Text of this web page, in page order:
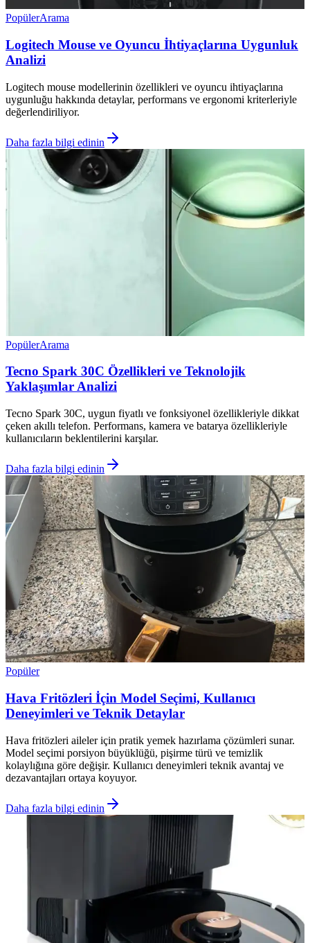
PopülerArama
Logitech Mouse ve Oyuncu İhtiyaçlarına Uygunluk
Analizi
Logitech mouse modellerinin özellikleri ve oyuncu ihtiyaçlarına
uygunluğu hakkında detaylar, performans ve ergonomi kriterleriyle
değerlendiriliyor.
Daha fazla bilgi edinin
PopülerArama
Tecno Spark 30C Özellikleri ve Teknolojik
Yaklaşımlar Analizi
Tecno Spark 30C, uygun fiyatlı ve fonksiyonel özellikleriyle dikkat
çeken akıllı telefon. Performans, kamera ve batarya özellikleriyle
kullanıcıların beklentilerini karşılar.
Daha fazla bilgi edinin
Popüler
Hava Fritözleri İçin Model Seçimi, Kullanıcı
Deneyimleri ve Teknik Detaylar
Hava fritözleri aileler için pratik yemek hazırlama çözümleri sunar.
Model seçimi porsiyon büyüklüğü, pişirme türü ve temizlik
kolaylığına göre değişir. Kullanıcı deneyimleri teknik avantaj ve
dezavantajları ortaya koyuyor.
Daha fazla bilgi edinin